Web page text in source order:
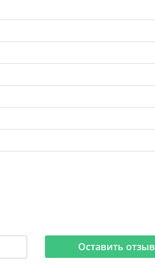
Оставить отзыв